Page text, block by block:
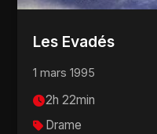
Les Evadés
1 mars 1995
2h 22min
Drame